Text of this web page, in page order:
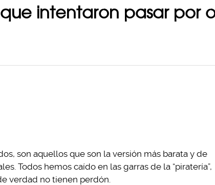
intentaron pasar por
son aquellos que son la versión más barata y de
Todos hemos caído en las garras de la “piratería”,
verdad no tienen perdón.